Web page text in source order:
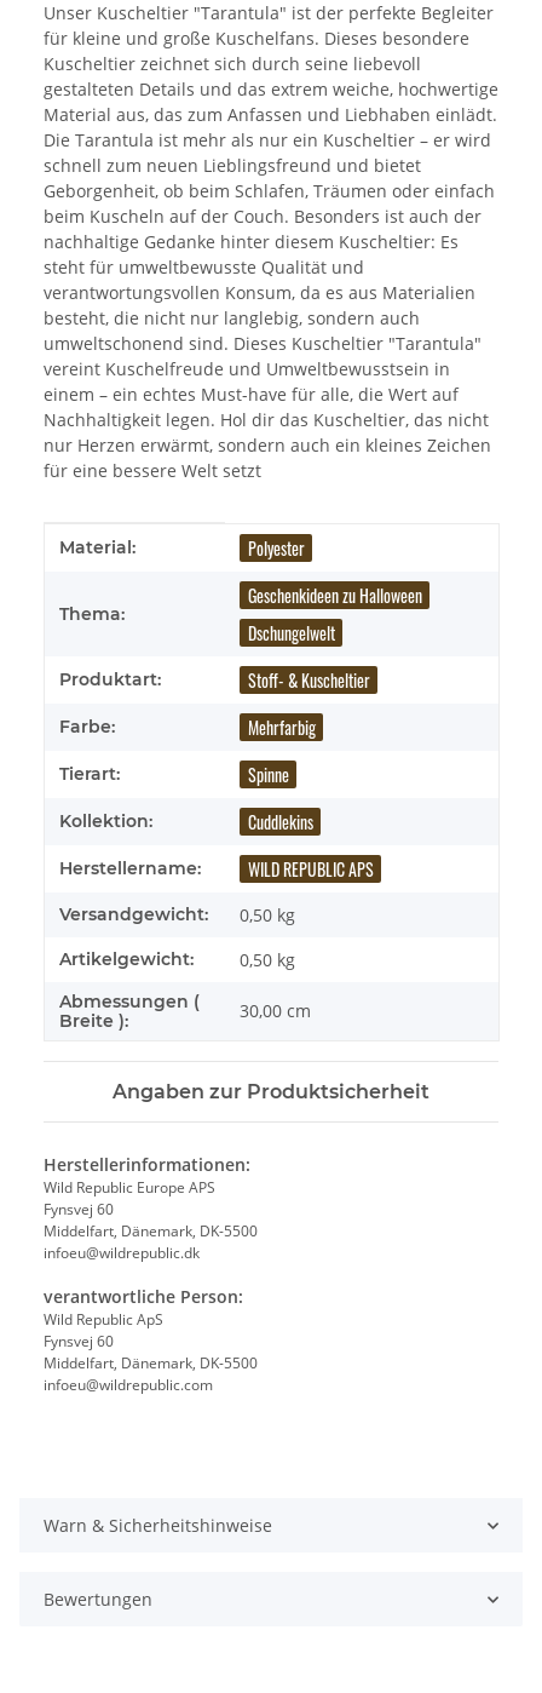
Unser Kuscheltier "Tarantula" ist der perfekte Begleiter
für kleine und große Kuschelfans. Dieses besondere
Kuscheltier zeichnet sich durch seine liebevoll
gestalteten Details und das extrem weiche, hochwertige
Material aus, das zum Anfassen und Liebhaben einlädt.
Die Tarantula ist mehr als nur ein Kuscheltier – er wird
schnell zum neuen Lieblingsfreund und bietet
Geborgenheit, ob beim Schlafen, Träumen oder einfach
beim Kuscheln auf der Couch. Besonders ist auch der
nachhaltige Gedanke hinter diesem Kuscheltier: Es
steht für umweltbewusste Qualität und
verantwortungsvollen Konsum, da es aus Materialien
besteht, die nicht nur langlebig, sondern auch
umweltschonend sind. Dieses Kuscheltier "Tarantula"
vereint Kuschelfreude und Umweltbewusstsein in
einem – ein echtes Must-have für alle, die Wert auf
Nachhaltigkeit legen. Hol dir das Kuscheltier, das nicht
nur Herzen erwärmt, sondern auch ein kleines Zeichen
für eine bessere Welt setzt
Produkteigenschaft
Wert
Material: Polyester
Thema:
Geschenkideen zu Halloween
Dschungelwelt
Produktart: Stoff- & Kuscheltier
Farbe: Mehrfarbig
Tierart: Spinne
Kollektion: Cuddlekins
Herstellername: WILD REPUBLIC APS
Versandgewicht: 0,50 kg
Artikelgewicht: 0,50 kg
Abmessungen (
Breite ):
30,00 cm
Angaben zur Produktsicherheit
Herstellerinformationen:
Wild Republic Europe APS
Fynsvej 60
Middelfart, Dänemark, DK-5500
infoeu@wildrepublic.dk
verantwortliche Person:
Wild Republic ApS
Fynsvej 60
Middelfart, Dänemark, DK-5500
infoeu@wildrepublic.com
Warn & Sicherheitshinweise
Bewertungen